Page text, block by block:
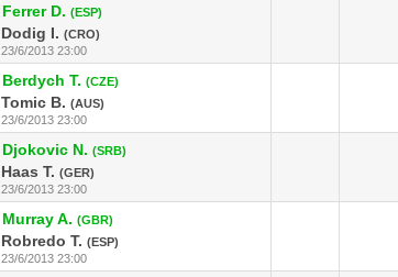
Ferrer D. (ESP)
Dodig I. (CRO)
23/6/2013 23:00
Berdych T. (CZE)
Tomic B. (AUS)
23/6/2013 23:00
Djokovic N. (SRB)
Haas T. (GER)
23/6/2013 23:00
Murray A. (GBR)
Robredo T. (ESP)
23/6/2013 23:00